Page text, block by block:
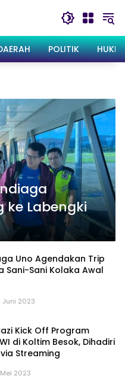
POLITIK
ke Labengki
Uno Agendakan Trip
Sani-Sani Kolaka Awal
Juni 2023
Kick Off Program
di Koltim Besok, Dihadiri
Streaming
2023